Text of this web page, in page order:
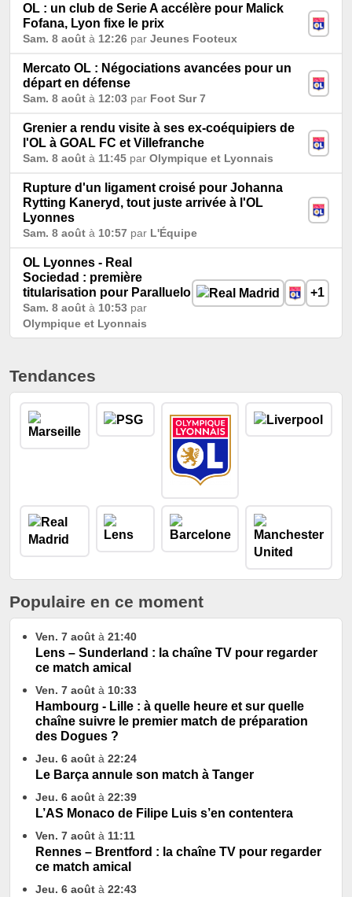
OL : un club de Serie A accélère pour Malick
Fofana, Lyon fixe le prix
Sam. 8 août à 12:26 par Jeunes Footeux
Mercato OL : Négociations avancées pour un
départ en défense
Sam. 8 août à 12:03 par Foot Sur 7
Grenier a rendu visite à ses ex-coéquipiers de
l'OL à GOAL FC et Villefranche
Sam. 8 août à 11:45 par Olympique et Lyonnais
Rupture d'un ligament croisé pour Johanna
Rytting Kaneryd, tout juste arrivée à l'OL
Lyonnes
Sam. 8 août à 10:57 par L'Équipe
OL Lyonnes - Real
Sociedad : première
titularisation pour Paralluelo
Sam. 8 août à 10:53 par
Olympique et Lyonnais
+1
Tendances
Populaire en ce moment
Ven. 7 août à 21:40
Lens – Sunderland : la chaîne TV pour regarder
ce match amical
Ven. 7 août à 10:33
Hambourg - Lille : à quelle heure et sur quelle
chaîne suivre le premier match de préparation
des Dogues ?
Jeu. 6 août à 22:24
Le Barça annule son match à Tanger
Jeu. 6 août à 22:39
L’AS Monaco de Filipe Luis s’en contentera
Ven. 7 août à 11:11
Rennes – Brentford : la chaîne TV pour regarder
ce match amical
Jeu. 6 août à 22:43